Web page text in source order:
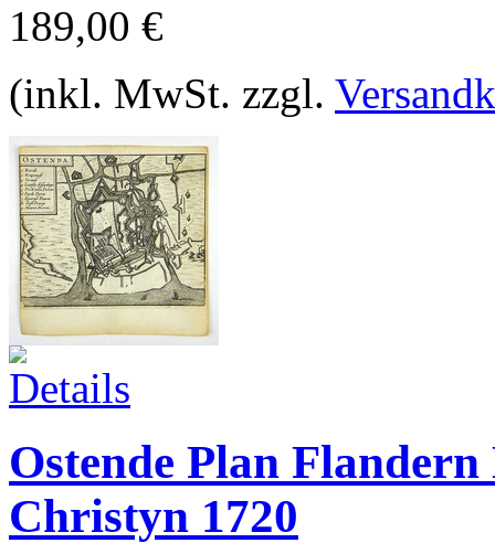
189,00 €
(inkl. MwSt. zzgl.
Ostende Plan
Christyn 1720